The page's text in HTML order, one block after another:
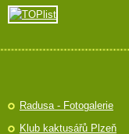
Radusa - Fotogalerie
Klub kaktusářů Plzeň